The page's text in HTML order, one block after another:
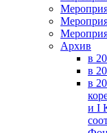
Архив
в
в
в
и I